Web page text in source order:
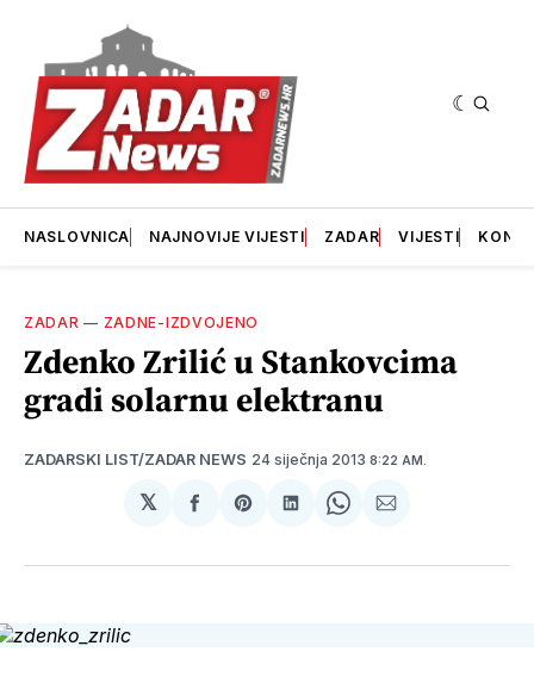
NASLOVNICA NAJNOVIJE VIJESTI ZADAR VIJESTI
ZADAR — ZADNE-IZDVOJENO
Zdenko Zrilić u Stankovcima
gradi solarnu elektranu
ZADARSKI LIST/ZADAR NEWS 24 siječnja 2013 8:22 AM.
𝕏
podijeliSharepodijeliSharepodijeli